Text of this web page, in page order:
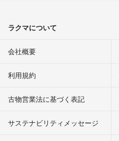
ラクマについて
会社概要
利用規約
古物営業法に基づく表記
サステナビリティメッセージ